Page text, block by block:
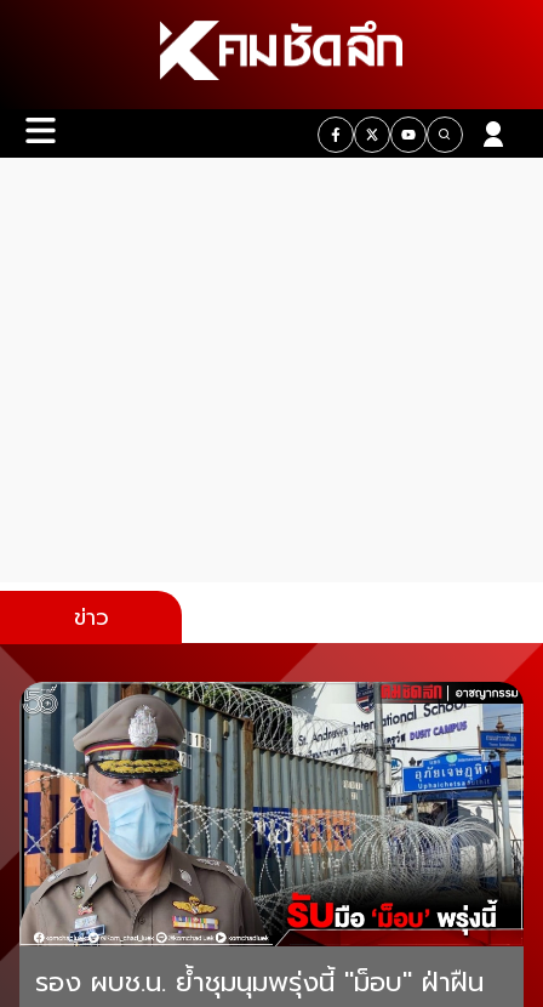
ข่าว
รอง ผบช.น. ย้ำชุมนุมพรุ่งนี้ "ม็อบ" ฝ่าฝืน